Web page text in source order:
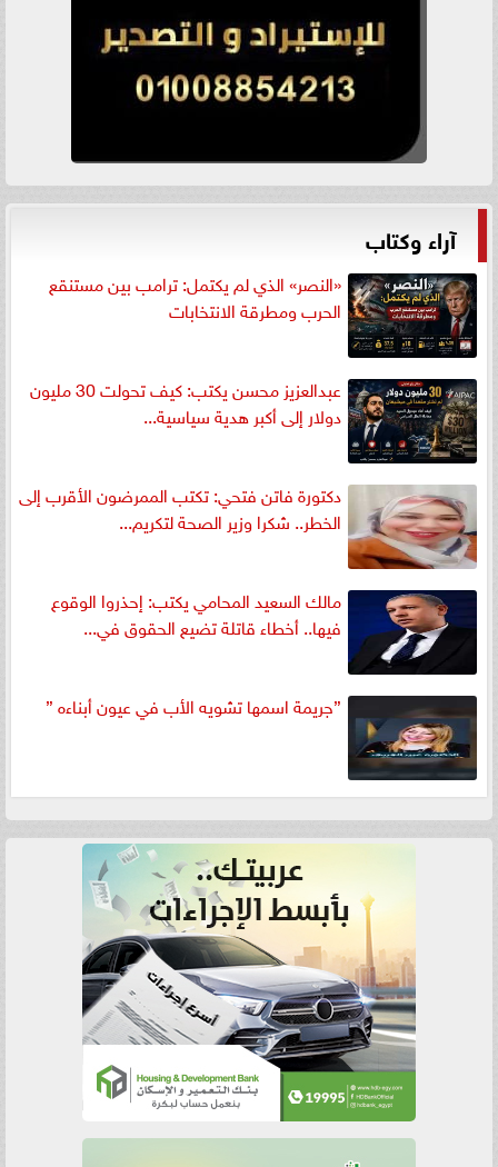
آراء وكتاب
«النصر» الذي لم يكتمل: ترامب بين مستنقع
الحرب ومطرقة الانتخابات
عبدالعزيز محسن يكتب: كيف تحولت 30 مليون
دولار إلى أكبر هدية سياسية...
دكتورة فاتن فتحي: تكتب الممرضون الأقرب إلى
الخطر.. شكرا وزير الصحة لتكريم...
مالك السعيد المحامي يكتب: إحذروا الوقوع
فيها.. أخطاء قاتلة تضيع الحقوق في...
”جريمة اسمها تشويه الأب في عيون أبناءه ”